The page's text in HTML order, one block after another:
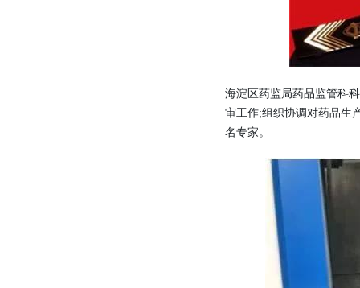
海淀区药监局药品监管科
审工作;组织协调对药品生
名专家。